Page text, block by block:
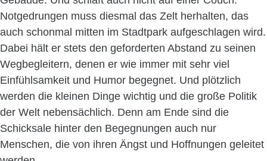
Notgedrungen muss diesmal das Zelt herhalten, das
auch schonmal mitten im Stadtpark aufgeschlagen wird.
Dabei hält er stets den geforderten Abstand zu seinen
Wegbegleitern, denen er wie immer mit sehr viel
Einfühlsamkeit und Humor begegnet. Und plötzlich
werden die kleinen Dinge wichtig und die große Politik
der Welt nebensächlich. Denn am Ende sind die
Schicksale hinter den Begegnungen auch nur
Menschen, die von ihren Ängst und Hoffnungen geleitet